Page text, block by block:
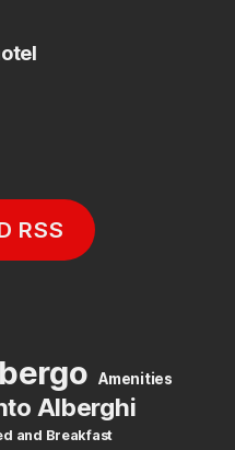
RSS
Amenities
Alberghi
and Breakfast